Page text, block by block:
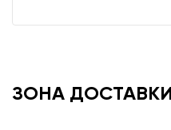
ЗОНА ДОСТАВКИ